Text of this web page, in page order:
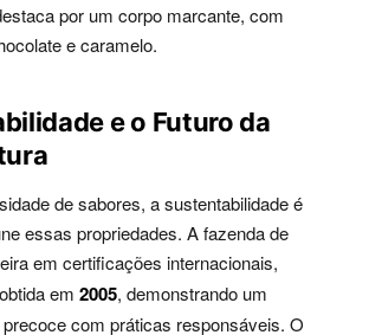
por um corpo marcante, com
e caramelo.
e o Futuro da
de sabores, a sustentabilidade é
essas propriedades. A fazenda de
em certificações internacionais,
em 2005, demonstrando um
com práticas responsáveis. O